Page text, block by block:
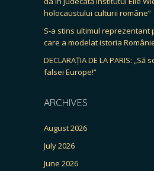
holocaustului culturii române”
S-a stins ultimul reprezentant
care a modelat istoria
DECLARAȚIA DE LA PARIS:
falsei Europe!”
ARCHIVES
August 2026
July 2026
June 2026